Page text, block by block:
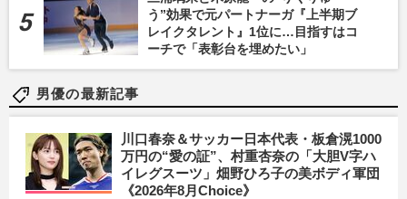
う”効果で元パートナーガ『上半期ブ
レイクタレント』1位に…目指すはコ
ーチで「表彰台を埋めたい」
男優の最新記事
川口春奈＆サッカー日本代表・板倉滉1000
万円の“愛の証”、村重杏奈の「大胆V字ハ
イレグスーツ」畑野ひろ子の美ボディ軍団
《2026年8月Choice》